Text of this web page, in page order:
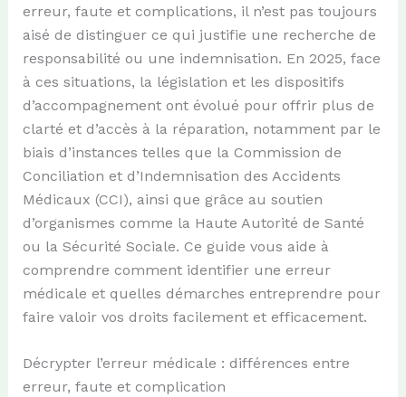
erreur, faute et complications, il n’est pas toujours
aisé de distinguer ce qui justifie une recherche de
responsabilité ou une indemnisation. En 2025, face
à ces situations, la législation et les dispositifs
d’accompagnement ont évolué pour offrir plus de
clarté et d’accès à la réparation, notamment par le
biais d’instances telles que la Commission de
Conciliation et d’Indemnisation des Accidents
Médicaux (CCI), ainsi que grâce au soutien
d’organismes comme la Haute Autorité de Santé
ou la Sécurité Sociale. Ce guide vous aide à
comprendre comment identifier une erreur
médicale et quelles démarches entreprendre pour
faire valoir vos droits facilement et efficacement.
Décrypter l’erreur médicale : différences entre
erreur, faute et complication